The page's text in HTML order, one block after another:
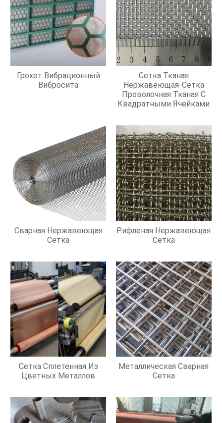
Грохот Вибрационный
Вибросита
Сетка Тканая
Нержавеющая-Сетка
Проволочная Тканая С
Квадратными Ячейками
Сварная Нержавеющая
Сетка
Рифленая Нержавеющая
Сетка
Сетка Сплетенная Из
Цветных Металлов
Металлическая Сварная
Сетка